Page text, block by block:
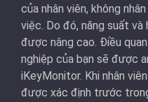
của nhân viên, không
việc. Do đó, năng suất
được nâng cao. Điều
nghiệp của bạn sẽ được
iKeyMonitor. Khi nhân
được xác định trước